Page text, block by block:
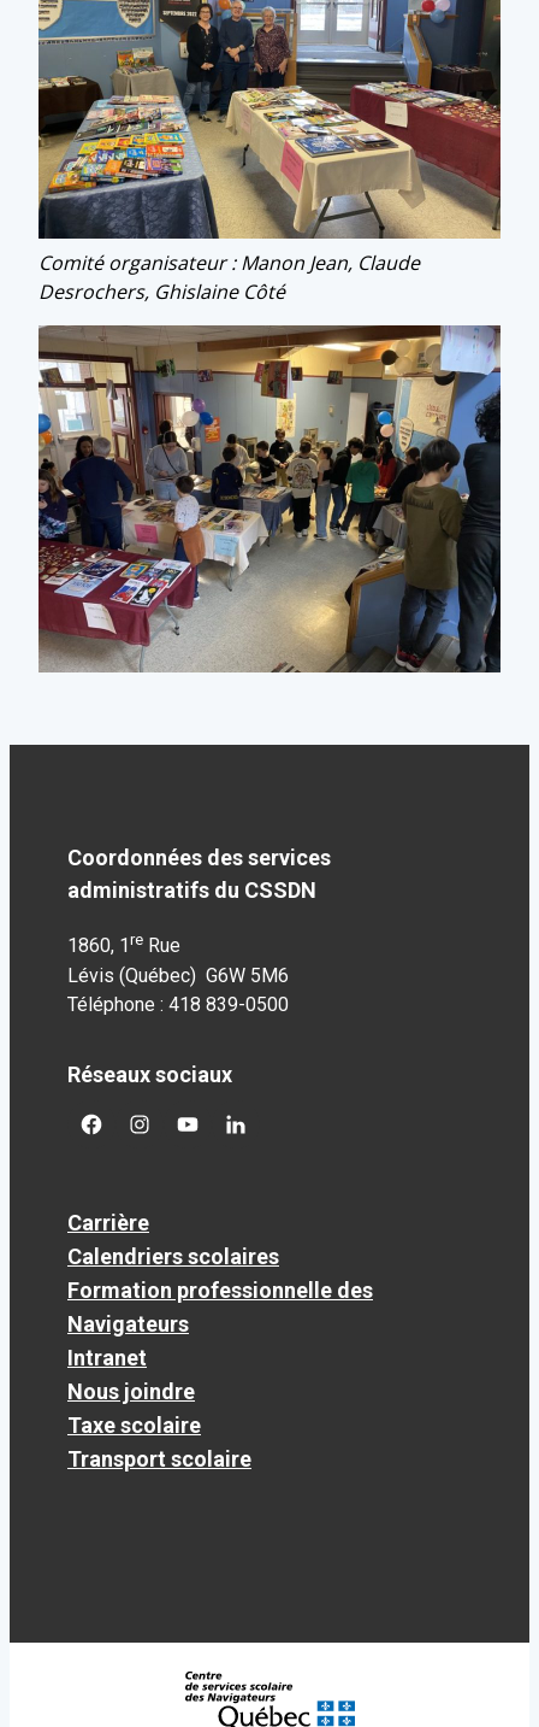
Comité organisateur : Manon Jean, Claude
Desrochers, Ghislaine Côté
Coordonnées des services
administratifs du CSSDN
1860, 1 re Rue
Lévis (Québec) G6W 5M6
Téléphone : 418 839-0500
Réseaux sociaux
facebookgoogleplus
googleplusgoogleplus
Carrière
Calendriers scolaires
Formation professionnelle des
Navigateurs
Intranet
Nous joindre
Taxe scolaire
Transport scolaire